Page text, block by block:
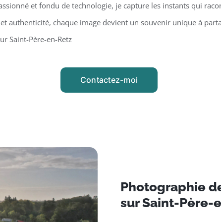
et fondu de technologie, je capture les instants qui
authenticité, chaque image devient un souvenir unique à
Saint-Père-en-Retz
Contactez-moi
Photographie
sur Saint-Père-